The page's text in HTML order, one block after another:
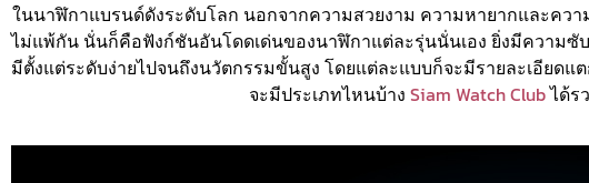
ในนาฬิกาแบรนด์ดังระดับโลก นอกจากความสวยงาม ความหายากและค
ไม่แพ้กัน นั่นก็คือฟังก์ชันอันโดดเด่นของนาฬิกาแต่ละรุ่นนั่นเอง ยิ่งมีความซั
มีตั้งแต่ระดับง่ายไปจนถึงนวัตกรรมขั้นสูง โดยแต่ละแบบก็จะมีรายละเอียด
จะมีประเภทไหนบ้าง Siam Watch Clubได้ร